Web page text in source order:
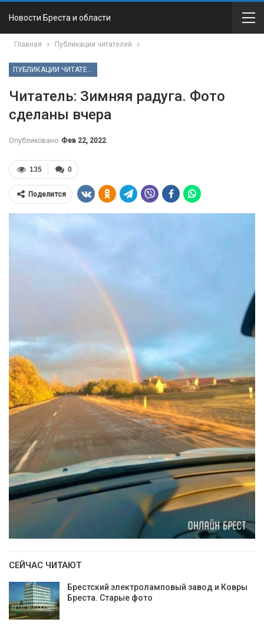
Новости Бреста и области
Главная Публикации читателей
ПУБЛИКАЦИИ ЧИТАТЕЛЕЙ
Читатель: Зимняя радуга. Фото
сделаны вчера
Опубликовано Фев 22, 2022
0
135
Поделится
СЕЙЧАС ЧИТАЮТ
Брестский электроламповый завод и Ковры
Бреста. Старые фото